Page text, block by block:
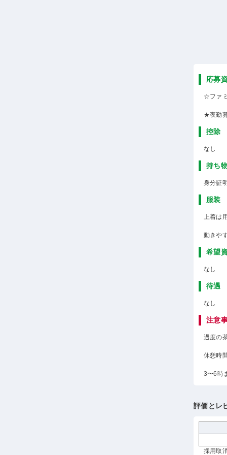
応募
☆ファ
★夜勤
控除
なし
持ち
身分証
服装
上着は
動きや
希望
なし
待遇
なし
注意
過度の
休憩時
3〜6時
評価とレ
採用取